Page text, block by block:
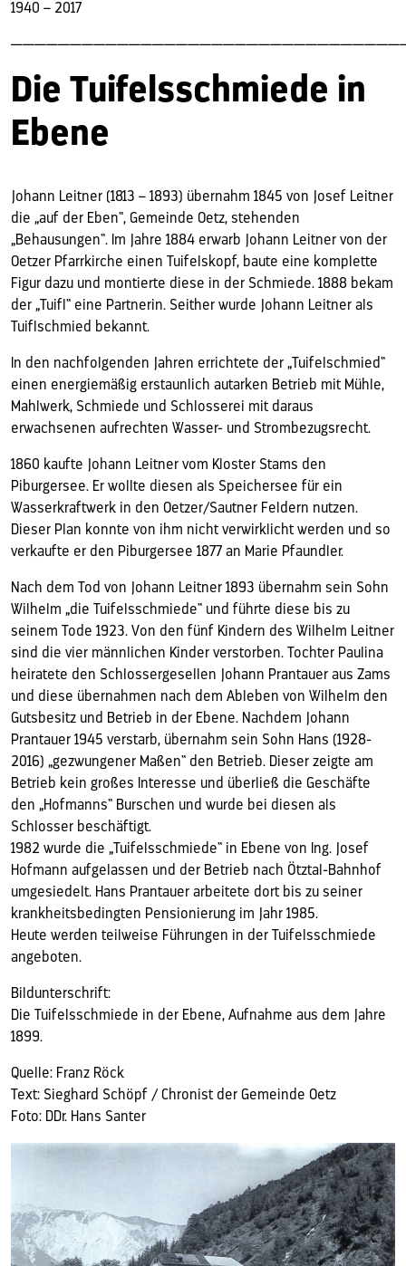
1940 – 2017
Die Tuifelsschmiede in
Ebene
Johann Leitner (1813 – 1893) übernahm 1845 von Josef Leitner
die „auf der Eben“, Gemeinde Oetz, stehenden
„Behausungen“. Im Jahre 1884 erwarb Johann Leitner von der
Oetzer Pfarrkirche einen Tuifelskopf, baute eine komplette
Figur dazu und montierte diese in der Schmiede. 1888 bekam
der „Tuifl“ eine Partnerin. Seither wurde Johann Leitner als
Tuiflschmied bekannt.
In den nachfolgenden Jahren errichtete der „Tuifelschmied“
einen energiemäßig erstaunlich autarken Betrieb mit Mühle,
Mahlwerk, Schmiede und Schlosserei mit daraus
erwachsenen aufrechten Wasser- und Strombezugsrecht.
1860 kaufte Johann Leitner vom Kloster Stams den
Piburgersee. Er wollte diesen als Speichersee für ein
Wasserkraftwerk in den Oetzer/Sautner Feldern nutzen.
Dieser Plan konnte von ihm nicht verwirklicht werden und so
verkaufte er den Piburgersee 1877 an Marie Pfaundler.
Nach dem Tod von Johann Leitner 1893 übernahm sein Sohn
Wilhelm „die Tuifelsschmiede“ und führte diese bis zu
seinem Tode 1923. Von den fünf Kindern des Wilhelm Leitner
sind die vier männlichen Kinder verstorben. Tochter Paulina
heiratete den Schlossergesellen Johann Prantauer aus Zams
und diese übernahmen nach dem Ableben von Wilhelm den
Gutsbesitz und Betrieb in der Ebene. Nachdem Johann
Prantauer 1945 verstarb, übernahm sein Sohn Hans (1928-
2016) „gezwungener Maßen“ den Betrieb. Dieser zeigte am
Betrieb kein großes Interesse und überließ die Geschäfte
den „Hofmanns“ Burschen und wurde bei diesen als
Schlosser beschäftigt.
1982 wurde die „Tuifelsschmiede“ in Ebene von Ing. Josef
Hofmann aufgelassen und der Betrieb nach Ötztal-Bahnhof
umgesiedelt. Hans Prantauer arbeitete dort bis zu seiner
krankheitsbedingten Pensionierung im Jahr 1985.
Heute werden teilweise Führungen in der Tuifelsschmiede
angeboten.
Bildunterschrift:
Die Tuifelsschmiede in der Ebene, Aufnahme aus dem Jahre
1899.
Quelle: Franz Röck
Text: Sieghard Schöpf / Chronist der Gemeinde Oetz
Foto: DDr. Hans Santer